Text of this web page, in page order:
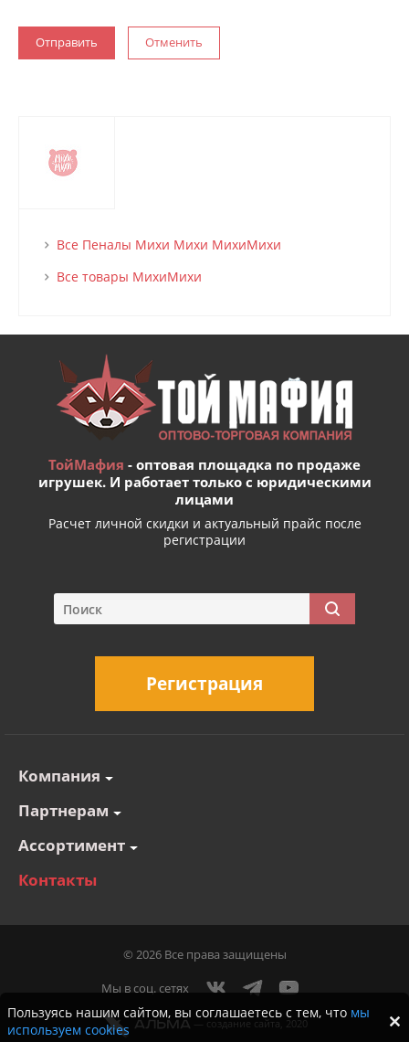
Отменить
Все Пеналы Михи Михи МихиМихи
Все товары МихиМихи
ТойМафия - оптовая площадка по продаже
игрушек. И работает только с юридическими
лицами
Расчет личной скидки и актуальный прайс после
регистрации
Регистрация
Компания
Партнерам
Ассортимент
Контакты
© 2026 Все права защищены
Мы в соц. сетях
cоздание сайта, 2020
Пользуясь нашим сайтом, вы соглашаетесь с тем, что мы
используем cookies